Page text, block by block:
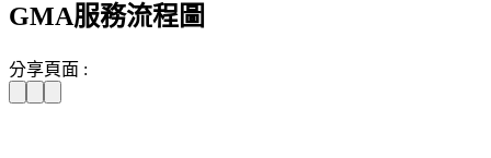
GMA服務流程圖
分享頁面 :